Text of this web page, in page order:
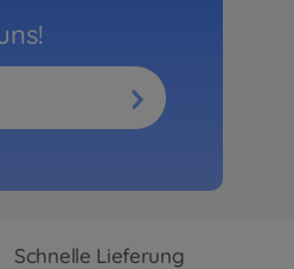
Schnelle Lieferung